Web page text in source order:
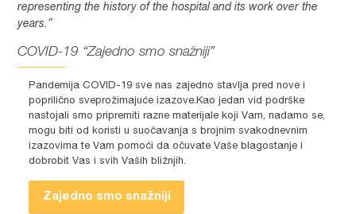
representing the history of the hospital and its work over the
years.”
COVID-19 “Zajedno smo snažniji”
Pandemija COVID-19 sve nas zajedno stavlja pred nove i
poprilično sveprožimajuće izazove.Kao jedan vid podrške
nastojali smo pripremiti razne materijale koji Vam, nadamo se,
mogu biti od koristi u suočavanja s brojnim svakodnevnim
izazovima te Vam pomoći da očuvate Vaše blagostanje i
dobrobit Vas i svih Vaših bližnjih.
Zajedno smo snažniji